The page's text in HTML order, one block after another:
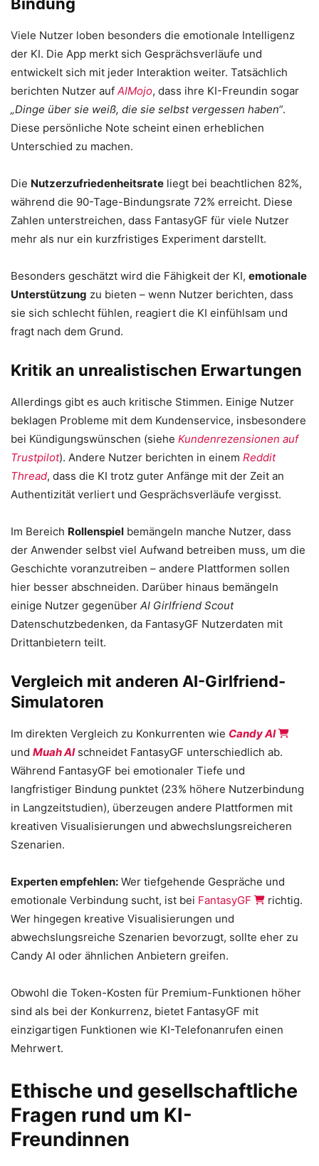
Viele Nutzer loben besonders die emotionale Intelligenz
der KI. Die App merkt sich Gesprächsverläufe und
entwickelt sich mit jeder Interaktion weiter. Tatsächlich
berichten Nutzer auf AIMojo, dass ihre KI-Freundin sogar
„Dinge über sie weiß, die sie selbst vergessen haben“.
Diese persönliche Note scheint einen erheblichen
Unterschied zu machen.
Die Nutzerzufriedenheitsrate liegt bei beachtlichen 82%,
während die 90-Tage-Bindungsrate 72% erreicht. Diese
Zahlen unterstreichen, dass FantasyGF für viele Nutzer
mehr als nur ein kurzfristiges Experiment darstellt.
Besonders geschätzt wird die Fähigkeit der KI, emotionale
Unterstützung zu bieten – wenn Nutzer berichten, dass
sie sich schlecht fühlen, reagiert die KI einfühlsam und
fragt nach dem Grund.
Kritik an unrealistischen Erwartungen
Allerdings gibt es auch kritische Stimmen. Einige Nutzer
beklagen Probleme mit dem Kundenservice, insbesondere
bei Kündigungswünschen (siehe Kundenrezensionen auf
Trustpilot). Andere Nutzer berichten in einem Reddit
Thread, dass die KI trotz guter Anfänge mit der Zeit an
Authentizität verliert und Gesprächsverläufe vergisst.
Im Bereich Rollenspiel bemängeln manche Nutzer, dass
der Anwender selbst viel Aufwand betreiben muss, um die
Geschichte voranzutreiben – andere Plattformen sollen
hier besser abschneiden. Darüber hinaus bemängeln
einige Nutzer gegenüber AI Girlfriend Scout
Datenschutzbedenken, da FantasyGF Nutzerdaten mit
Drittanbietern teilt.
Vergleich mit anderen AI-Girlfriend-
Simulatoren
Im direkten Vergleich zu Konkurrenten wie Candy AI
und Muah AIschneidet FantasyGF unterschiedlich ab.
Während FantasyGF bei emotionaler Tiefe und
langfristiger Bindung punktet (23% höhere Nutzerbindung
in Langzeitstudien), überzeugen andere Plattformen mit
kreativen Visualisierungen und abwechslungsreicheren
Szenarien.
Experten empfehlen: Wer tiefgehende Gespräche und
emotionale Verbindung sucht, ist bei FantasyGF
richtig.
Wer hingegen kreative Visualisierungen und
abwechslungsreiche Szenarien bevorzugt, sollte eher zu
Candy AI oder ähnlichen Anbietern greifen.
Obwohl die Token-Kosten für Premium-Funktionen höher
sind als bei der Konkurrenz, bietet FantasyGF mit
einzigartigen Funktionen wie KI-Telefonanrufen einen
Mehrwert.
Ethische und gesellschaftliche
Fragen rund um KI-
Freundinnen